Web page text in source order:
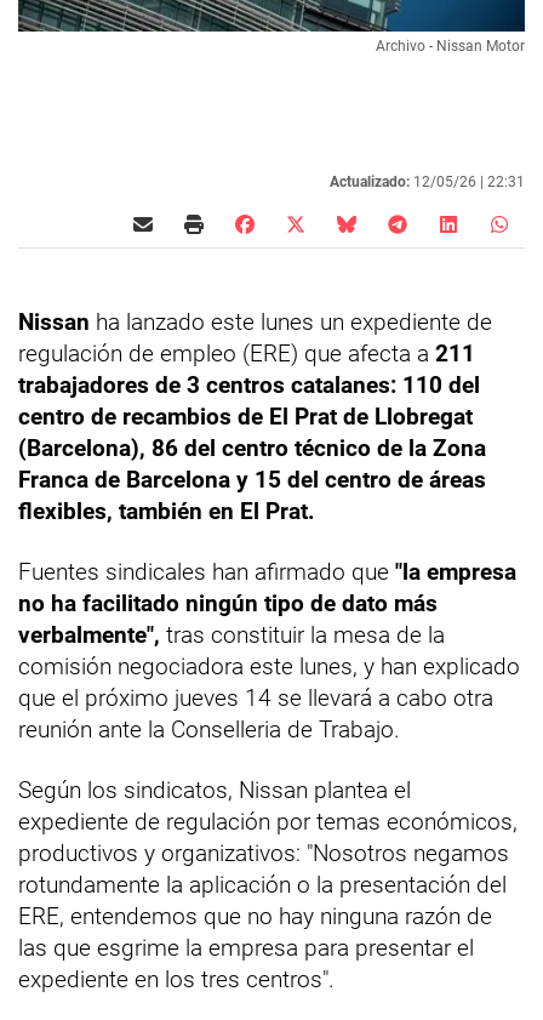
Archivo - Nissan Motor
Actualizado: 12/05/26 | 22:31
Nissan ha lanzado este lunes un expediente de
regulación de empleo (ERE) que afecta a 211
trabajadores de 3 centros catalanes: 110 del
centro de recambios de El Prat de Llobregat
(Barcelona), 86 del centro técnico de la Zona
Franca de Barcelona y 15 del centro de áreas
flexibles, también en El Prat.
Fuentes sindicales han afirmado que "la empresa
no ha facilitado ningún tipo de dato más
verbalmente", tras constituir la mesa de la
comisión negociadora este lunes, y han explicado
que el próximo jueves 14 se llevará a cabo otra
reunión ante la Conselleria de Trabajo.
Según los sindicatos, Nissan plantea el
expediente de regulación por temas económicos,
productivos y organizativos: "Nosotros negamos
rotundamente la aplicación o la presentación del
ERE, entendemos que no hay ninguna razón de
las que esgrime la empresa para presentar el
expediente en los tres centros".